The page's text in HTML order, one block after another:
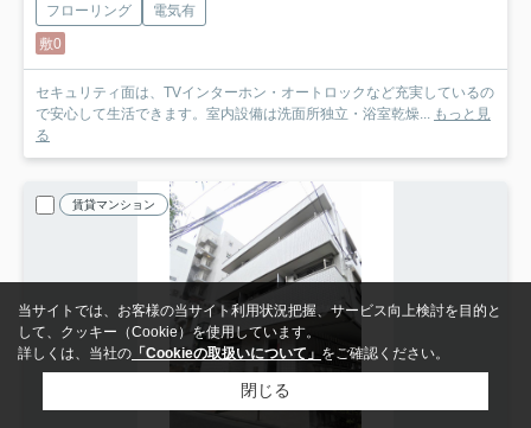
フローリング
電気有
敷0
セキュリティ面は、TVインターホン・オートロックなど充実しているの
で安心して生活できます。室内設備は洗面所独立・浴室乾燥... もっと見
る
賃貸マンション
当サイトでは、お客様の当サイト利用状況把握、サービス向上検討を目的と
して、クッキー（Cookie）を使用しています。
詳しくは、当社の 「Cookieの取扱いについて」 をご確認ください。
閉じる